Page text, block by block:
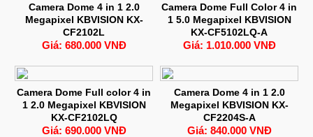
Camera Dome 4 in 1 2.0
Megapixel KBVISION KX-
CF2102L
Giá: 680.000 VNĐ
Camera Dome Full Color 4 in
1 5.0 Megapixel KBVISION
KX-CF5102LQ-A
Giá: 1.010.000 VNĐ
Camera Dome Full color 4 in
1 2.0 Megapixel KBVISION
KX-CF2102LQ
Giá: 690.000 VNĐ
Camera Dome 4 in 1 2.0
Megapixel KBVISION KX-
CF2204S-A
Giá: 840.000 VNĐ